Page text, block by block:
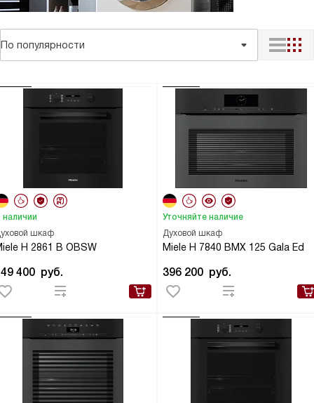
По популярности
шкаф
H 2861 B OBSW
наличии
400 руб.
Духовой шкаф
Miele H 7840 BMX 125 Gala Ed
Уточняйте наличие
396 200 руб.